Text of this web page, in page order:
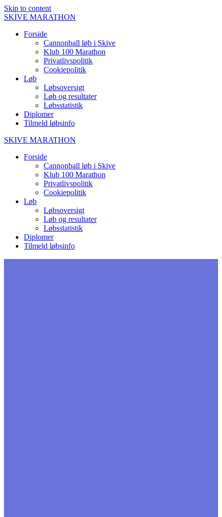
Skip to content
SKIVE MARATHON
Forside
Cannonball løb i Skive
Klub 100 Marathon
Privatlivspolitik
Cookiepolitik
Løb
Løbsoversigt
Løb og resultater
Løbsstatistik
Diplomer
Tilmeld løbsinfo
SKIVE MARATHON
Forside
Cannonball løb i Skive
Klub 100 Marathon
Privatlivspolitik
Cookiepolitik
Løb
Løbsoversigt
Løb og resultater
Løbsstatistik
Diplomer
Tilmeld løbsinfo